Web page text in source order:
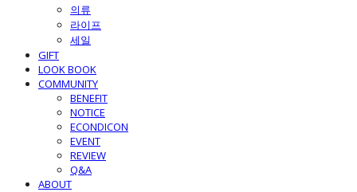
의류
라이프
세일
GIFT
LOOK BOOK
COMMUNITY
BENEFIT
NOTICE
ECONDICON
EVENT
REVIEW
Q&A
ABOUT